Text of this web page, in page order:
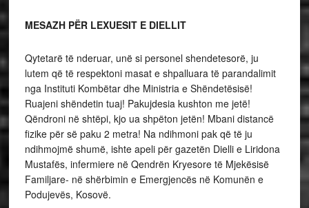
MESAZH PËR LEXUESIT E DIELLIT
Qytetarë të nderuar, unë si personel shendetesorë, ju
lutem që të respektoni masat e shpalluara të parandalimit
nga Instituti Kombëtar dhe Ministria e Shëndetësisë!
Ruajeni shëndetin tuaj! Pakujdesia kushton me jetë!
Qëndroni në shtëpi, kjo ua shpëton jetën! Mbani distancë
fizike për së paku 2 metra! Na ndihmoni pak që të ju
ndihmojmë shumë, ishte apeli për gazetën Dielli e Liridona
Mustafës, infermiere në Qendrën Kryesore të Mjekësisë
Familjare- në shërbimin e Emergjencës në Komunën e
Podujevës, Kosovë.